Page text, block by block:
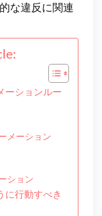
な違反に関連
ーションルー
メーション
ション
に行動すべき